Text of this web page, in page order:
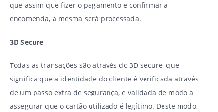
que assim que fizer o pagamento e confirmar a
encomenda, a mesma será processada.
3D Secure
Todas as transações são através do 3D secure, que
significa que a identidade do cliente é verificada através
de um passo extra de segurança, e validada de modo a
assegurar que o cartão utilizado é legítimo. Deste modo,